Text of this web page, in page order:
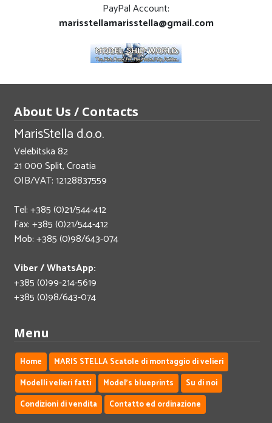
PayPal Account:
marisstellamarisstella@gmail.com
About Us / Contacts
MarisStella d.o.o.
Velebitska 82
21 000 Split, Croatia
OIB/VAT: 12128837559
Tel: +385 (0)21/544-412
Fax: +385 (0)21/544-412
Mob: +385 (0)98/643-074
Viber / WhatsApp:
+385 (0)99-214-5619
+385 (0)98/643-074
Menu
Home
MARIS STELLA Scatole di montaggio di velieri
Modelli velieri fatti
Model's blueprints
Su di noi
Condizioni di vendita
Contatto ed ordinazione